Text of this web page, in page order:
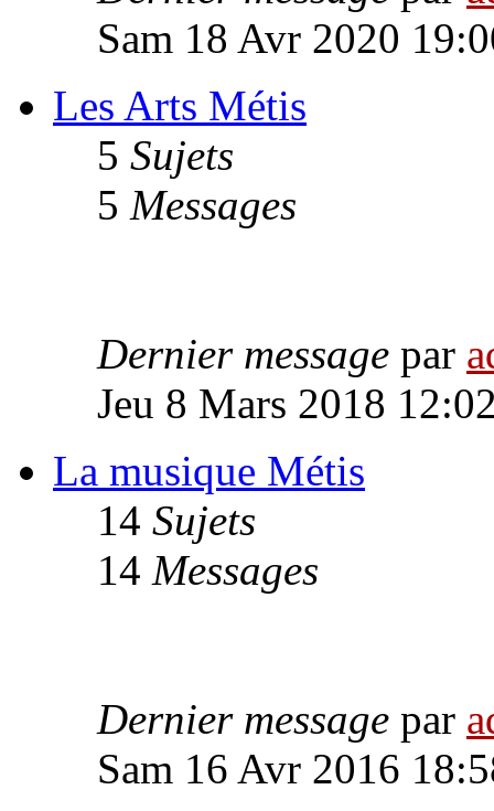
Sam 18 Avr 2020
Les Arts Métis
5 Sujets
5 Messages
Dernier message par
Jeu 8 Mars 2018
La musique Métis
14 Sujets
14 Messages
Dernier message par
Sam 16 Avr 2016